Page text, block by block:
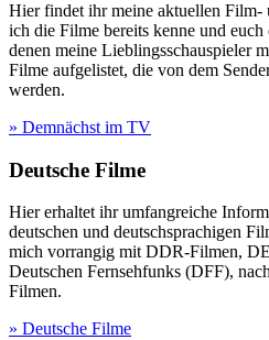
Hier findet ihr meine aktuellen Film-
ich die Filme bereits kenne und
denen meine Lieblingsschauspieler
Filme aufgelistet, die von dem
werden.
» Demnächst im TV
Deutsche Filme
Hier erhaltet ihr umfangreiche
deutschen und deutschsprachigen
mich vorrangig mit DDR-Filmen,
Deutschen Fernsehfunks (DFF),
Filmen.
» Deutsche Filme